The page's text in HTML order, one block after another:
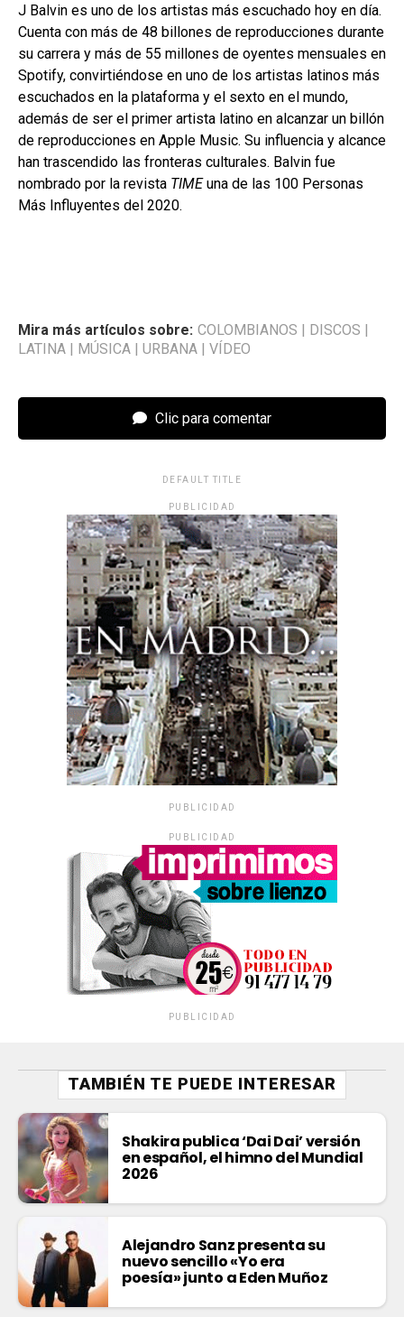
J Balvin es uno de los artistas más escuchado hoy en día.
Cuenta con más de 48 billones de reproducciones durante
su carrera y más de 55 millones de oyentes mensuales en
Spotify, convirtiéndose en uno de los artistas latinos más
escuchados en la plataforma y el sexto en el mundo,
además de ser el primer artista latino en alcanzar un billón
de reproducciones en Apple Music. Su influencia y alcance
han trascendido las fronteras culturales. Balvin fue
nombrado por la revista TIMEuna de las 100 Personas
Más Influyentes del 2020.
Mira más artículos sobre: COLOMBIANOS | DISCOS |
LATINA | MÚSICA | URBANA | VÍDEO
Clic para comentar
DEFAULT TITLE
PUBLICIDAD
PUBLICIDAD
PUBLICIDAD
PUBLICIDAD
TAMBIÉN TE PUEDE INTERESAR
Shakira publica ‘Dai Dai’ versión
en español, el himno del Mundial
2026
Alejandro Sanz presenta su
nuevo sencillo «Yo era
poesía» junto a Eden Muñoz